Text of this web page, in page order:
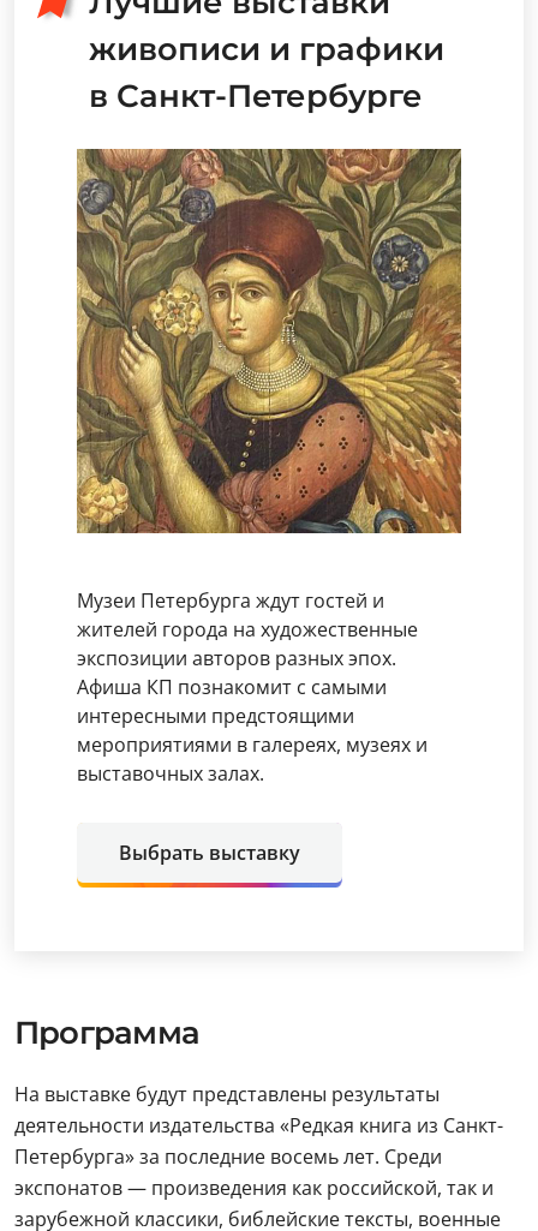
живописи и графики
в Санкт-Петербурге
Музеи Петербурга ждут гостей и
жителей города на художественные
экспозиции авторов разных эпох.
Афиша КП познакомит с самыми
интересными предстоящими
мероприятиями в галереях, музеях и
выставочных залах.
Выбрать выставку
Программа
На выставке будут представлены результаты
деятельности издательства «Редкая книга из Санкт-
Петербурга» за последние восемь лет. Среди
экспонатов — произведения как российской, так и
зарубежной классики, библейские тексты, военные